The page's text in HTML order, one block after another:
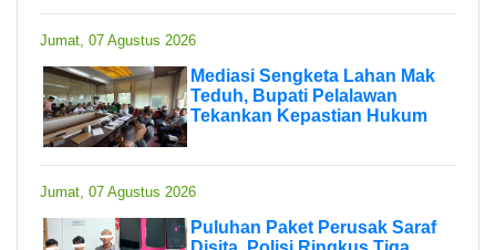
Jumat, 07 Agustus 2026
Mediasi Sengketa Lahan Mak
Teduh, Bupati Pelalawan
Tekankan Kepastian Hukum
Jumat, 07 Agustus 2026
Puluhan Paket Perusak Saraf